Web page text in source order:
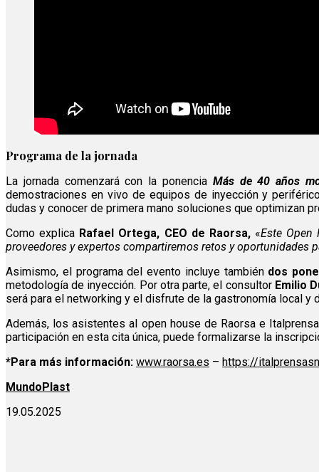
Programa de la jornada
La jornada comenzará con la ponencia Más de 40 años
demostraciones en vivo de equipos de inyección y
dudas y conocer de primera mano soluciones que optimizan
Como explica Rafael Ortega, CEO de Raorsa,«Este Open
proveedores y expertos compartiremos retos y
Asimismo, el programa del evento incluye también dos
metodología de inyección. Por otra parte, el consultor Emilio
será para el networking y el disfrute de la gastronomía local
Además, los asistentes al open house de Raorsa e
participación en esta cita única, puede formalizarse la
*Para más información: www.raorsa.es – https://
MundoPlast
19.05.2025